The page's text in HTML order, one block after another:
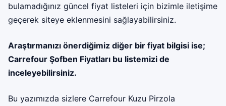
bulamadığınız güncel fiyat listeleri için bizimle iletişime
geçerek siteye eklenmesini sağlayabilirsiniz.
Araştırmanızı önerdiğimiz diğer bir fiyat bilgisi ise;
Carrefour Şofben Fiyatları bu listemizi de
inceleyebilirsiniz.
Bu yazımızda sizlere Carrefour Kuzu Pirzola